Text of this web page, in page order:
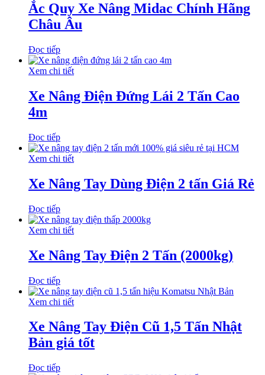
Ắc Quy Xe Nâng Midac Chính Hãng
Châu Âu
Đọc tiếp
Xem chi tiết
Xe Nâng Điện Đứng Lái 2 Tấn Cao
4m
Đọc tiếp
Xem chi tiết
Xe Nâng Tay Dùng Điện 2 tấn Giá Rẻ
Đọc tiếp
Xem chi tiết
Xe Nâng Tay Điện 2 Tấn (2000kg)
Đọc tiếp
Xem chi tiết
Xe Nâng Tay Điện Cũ 1,5 Tấn Nhật
Bản giá tốt
Đọc tiếp